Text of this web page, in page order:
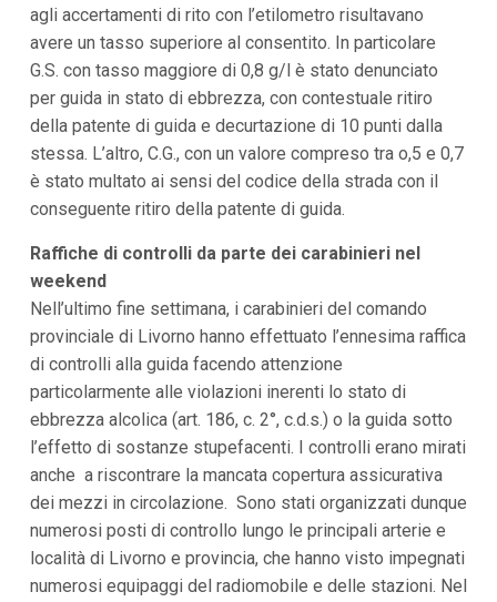
n
f
n
d
o
agli accertamenti di rito con l’etilometro risultavano
avere un tasso superiore al consentito. In particolare
G.S. con tasso maggiore di 0,8 g/l è stato denunciato
per guida in stato di ebbrezza, con contestuale ritiro
della patente di guida e decurtazione di 10 punti dalla
stessa. L’altro, C.G., con un valore compreso tra o,5 e 0,7
è stato multato ai sensi del codice della strada con il
conseguente ritiro della patente di guida.
Raffiche di controlli da parte dei carabinieri nel
weekend
Nell’ultimo fine settimana, i carabinieri del comando
provinciale di Livorno hanno effettuato l’ennesima raffica
di controlli alla guida facendo attenzione
particolarmente alle violazioni inerenti lo stato di
ebbrezza alcolica (art. 186, c. 2°, c.d.s.) o la guida sotto
l’effetto di sostanze stupefacenti. I controlli erano mirati
anche a riscontrare la mancata copertura assicurativa
dei mezzi in circolazione. Sono stati organizzati dunque
numerosi posti di controllo lungo le principali arterie e
località di Livorno e provincia, che hanno visto impegnati
numerosi equipaggi del radiomobile e delle stazioni. Nel